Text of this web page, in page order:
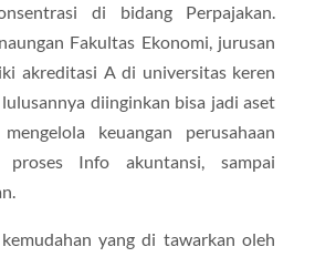
di bidang Perpajakan.
Fakultas Ekonomi, jurusan
akreditasi A di universitas keren
diinginkan bisa jadi aset
keuangan perusahaan
proses Info akuntansi, sampai
yang di tawarkan oleh